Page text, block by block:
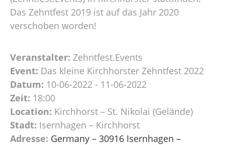
Das Zehntfest 2019 ist auf das Jahr 2020
verschoben worden!
Veranstalter: Zehntfest.Events
Event: Das kleine Kirchhorster Zehntfest 2022
Datum: 10-06-2022 - 11-06-2022
Zeit: 18:00
Location: Kirchhorst – St. Nikolai (Gelände)
Stadt: Isernhagen – Kirchhorst
Adresse: Germany – 30916 Isernhagen –